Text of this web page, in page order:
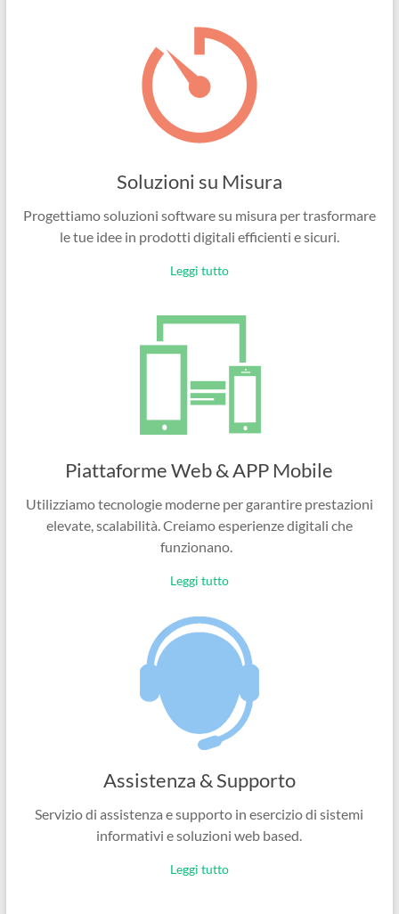
Soluzioni su Misura
Progettiamo soluzioni software su misura per trasformare
le tue idee in prodotti digitali efficienti e sicuri.
Leggi tutto
Piattaforme Web & APP Mobile
Utilizziamo tecnologie moderne per garantire prestazioni
elevate, scalabilità. Creiamo esperienze digitali che
funzionano.
Leggi tutto
Assistenza & Supporto
Servizio di assistenza e supporto in esercizio di sistemi
informativi e soluzioni web based.
Leggi tutto